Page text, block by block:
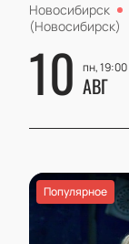
Новосибирск
(Новосибирск)
10 пн, 19:00
АВГ
Популярное